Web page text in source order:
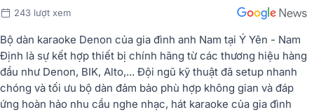
243 lượt xem
Bộ dàn karaoke Denon của gia đình anh Nam tại Ý Yên - Nam
Định là sự kết hợp thiết bị chính hãng từ các thương hiệu hàng
đầu như Denon, BIK, Alto,... Đội ngũ kỹ thuật đã setup nhanh
chóng và tối ưu bộ dàn đảm bảo phù hợp không gian và đáp
ứng hoàn hảo nhu cầu nghe nhạc, hát karaoke của gia đình